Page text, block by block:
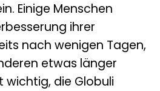
Einige Menschen
ihrer
nach wenigen Tagen,
etwas länger
wichtig, die Globuli